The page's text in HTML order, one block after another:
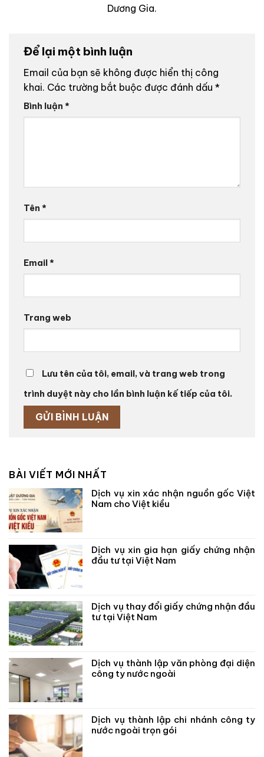
Dương Gia.
Để lại một bình luận
Email của bạn sẽ không được hiển thị công
khai. Các trường bắt buộc được đánh dấu *
Bình luận *
Tên *
Email*
Trang web
Lưu tên của tôi, email, và trang web trong
trình duyệt này cho lần bình luận kế tiếp của tôi.
BÀI VIẾT MỚI NHẤT
Dịch vụ xin xác nhận nguồn gốc Việt
Nam cho Việt kiều
Dịch vụ xin gia hạn giấy chứng nhận
đầu tư tại Việt Nam
Dịch vụ thay đổi giấy chứng nhận đầu
tư tại Việt Nam
Dịch vụ thành lập văn phòng đại diện
công ty nước ngoài
Dịch vụ thành lập chi nhánh công ty
nước ngoài trọn gói